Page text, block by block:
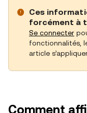
Ces
forcément à
Se connecter
fonctionnalités,
article
Comment